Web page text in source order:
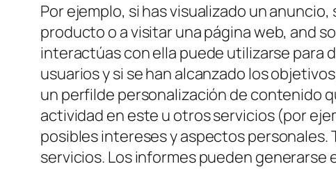
Por ejemplo, si has visualizado un
producto o a visitar una página web, and
interactúas con ella puede utilizarse para
usuarios y si se han alcanzado los
un perfilde personalización de contenido
actividad en este u otros servicios (por
posibles intereses y aspectos personales.
servicios. Los informes pueden